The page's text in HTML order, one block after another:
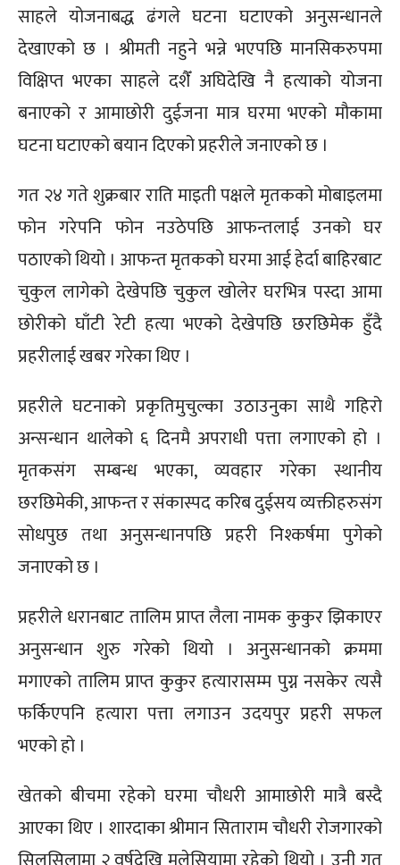
साहले योजनाबद्ध ढंगले घटना घटाएको अनुसन्धानले
देखाएको छ । श्रीमती नहुने भन्ने भएपछि मानसिकरुपमा
विक्षिप्त भएका साहले दशैँ अघिदेखि नै हत्याको योजना
बनाएको र आमाछोरी दुईजना मात्र घरमा भएको मौकामा
घटना घटाएको बयान दिएको प्रहरीले जनाएको छ ।
गत २४ गते शुक्रबार राति माइती पक्षले मृतकको मोबाइलमा
फोन गरेपनि फोन नउठेपछि आफन्तलाई उनको घर
पठाएको थियो । आफन्त मृतकको घरमा आई हेर्दा बाहिरबाट
चुकुल लागेको देखेपछि चुकुल खोलेर घरभित्र पस्दा आमा
छोरीको घाँटी रेटी हत्या भएको देखेपछि छरछिमेक हुँदै
प्रहरीलाई खबर गरेका थिए ।
प्रहरीले घटनाको प्रकृतिमुचुल्का उठाउनुका साथै गहिरो
अन्सन्धान थालेको ६ दिनमै अपराधी पत्ता लगाएको हो ।
मृतकसंग सम्बन्ध भएका, व्यवहार गरेका स्थानीय
छरछिमेकी, आफन्त र संकास्पद करिब दुईसय व्यक्तीहरुसंग
सोधपुछ तथा अनुसन्धानपछि प्रहरी निश्कर्षमा पुगेको
जनाएको छ ।
प्रहरीले धरानबाट तालिम प्राप्त लैला नामक कुकुर झिकाएर
अनुसन्धान शुरु गरेको थियो । अनुसन्धानको क्रममा
मगाएको तालिम प्राप्त कुकुर हत्यारासम्म पुग्न नसकेर त्यसै
फर्किएपनि हत्यारा पत्ता लगाउन उदयपुर प्रहरी सफल
भएको हो ।
खेतको बीचमा रहेको घरमा चौधरी आमाछोरी मात्रै बस्दै
आएका थिए । शारदाका श्रीमान सिताराम चौधरी रोजगारको